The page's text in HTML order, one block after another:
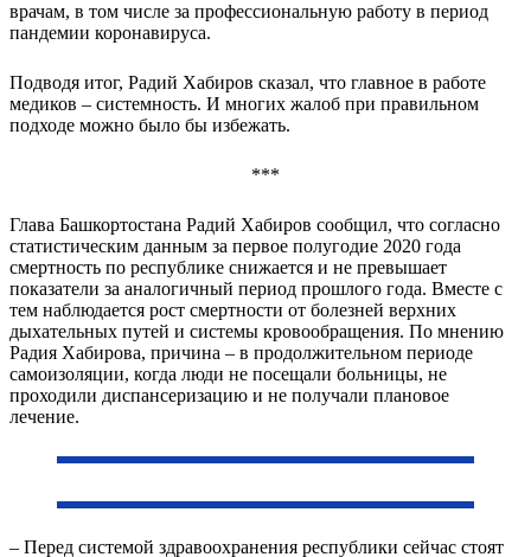
врачам, в том числе за профессиональную работу в период
пандемии коронавируса.
Подводя итог, Радий Хабиров сказал, что главное в работе
медиков – системность. И многих жалоб при правильном
подходе можно было бы избежать.
***
Глава Башкортостана Радий Хабиров сообщил, что согласно
статистическим данным за первое полугодие 2020 года
смертность по республике снижается и не превышает
показатели за аналогичный период прошлого года. Вместе с
тем наблюдается рост смертности от болезней верхних
дыхательных путей и системы кровообращения. По мнению
Радия Хабирова, причина – в продолжительном периоде
самоизоляции, когда люди не посещали больницы, не
проходили диспансеризацию и не получали плановое
лечение.
– Перед системой здравоохранения республики сейчас стоят